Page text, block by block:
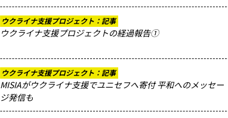
ウクライナ支援プロジェクト：記事
ウクライナ支援プロジェクトの経過報告①
ウクライナ支援プロジェクト：記事
MISIAがウクライナ支援でユニセフへ寄付 平和へのメッセー
ジ発信も